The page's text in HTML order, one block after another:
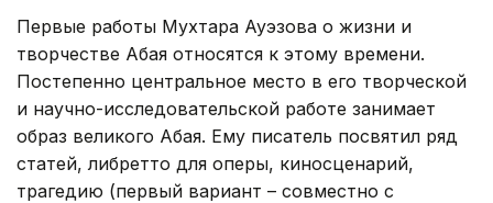
Первые работы Мухтара Ауэзова о жизни и
творчестве Абая относятся к этому времени.
Постепенно центральное место в его творческой
и научно-исследовательской работе занимает
образ великого Абая. Ему писатель посвятил ряд
статей, либретто для оперы, киносценарий,
трагедию (первый вариант – совместно с